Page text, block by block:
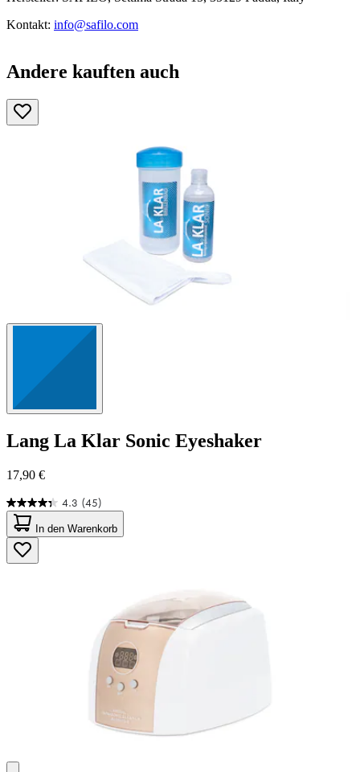
Kontakt: info@safilo.com
Andere kauften auch
Lang La Klar Sonic Eyeshaker
17,90 €
4.3 (45)
4.3
von
5
Sternen.
45
In den Warenkorb